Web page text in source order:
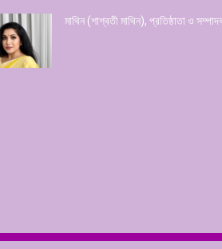
মাথিন (শাশ্বতী মাথিন), প্রতিষ্ঠাতা ও